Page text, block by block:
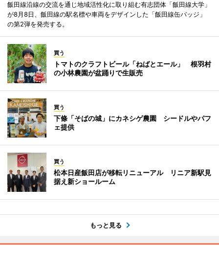
飯田線沿線の交流を通じ地域活性化に取り組む有志団体「飯田線大学」
が8月8日、飯田線の駅名標や車両をデザインした「飯田線缶バッジ」
の第2弾を発売する。
買う
トマトのクラフトビール「ねばとエール」 根羽村
の小林農園が盆踊りで生販売
買う
下條「そばの城」にカネシゲ農園 シードルやパフ
ェ提供
買う
松本日産飯田店が移転リニューアル リニア新駅見
据え新ショールーム
もっと見る